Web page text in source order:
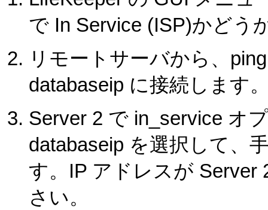
で In Service (ISP)かどう
リモートサーバから、
databaseip に接続します
Server 2 で in_service オ
databaseip を選択して、
す。IP アドレスが Server
さい。